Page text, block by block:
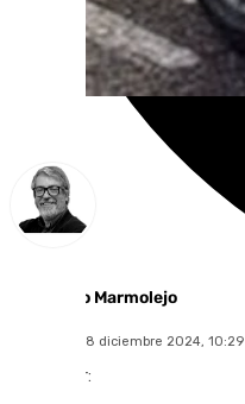
Francisco Marmolejo
miércoles, 18 diciembre 2024, 10:29
Compartir: